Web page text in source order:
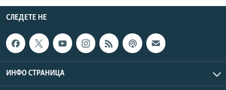
СЛЕДЕТЕ НЕ
ИНФО СТРАНИЦА